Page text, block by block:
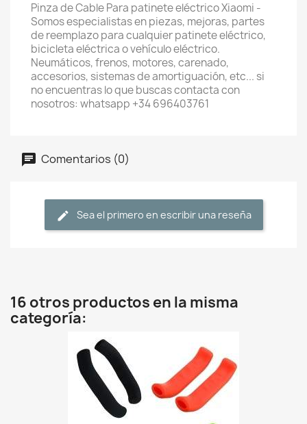
Pinza de Cable Para patinete eléctrico Xiaomi -
Somos especialistas en piezas, mejoras, partes
de reemplazo para cualquier patinete eléctrico,
bicicleta eléctrica o vehículo eléctrico.
Neumáticos, frenos, motores, carenado,
accesorios, sistemas de amortiguación, etc... si
no encuentras lo que buscas contacta con
nosotros: whatsapp +34 696403761
Comentarios (0)
Sea el primero en escribir una reseña
16 otros productos en la misma
categoría: